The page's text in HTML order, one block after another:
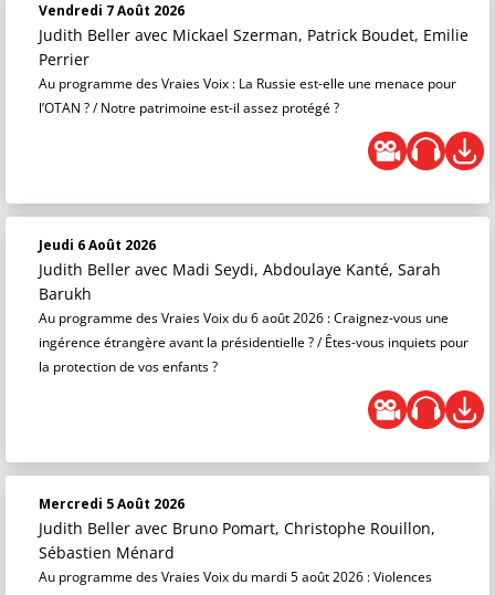
Vendredi 7 Août 2026
Judith Beller avec Mickael Szerman, Patrick Boudet, Emilie
Perrier
Au programme des Vraies Voix : La Russie est-elle une menace pour
l’OTAN ? / Notre patrimoine est-il assez protégé ?
Jeudi 6 Août 2026
Judith Beller avec Madi Seydi, Abdoulaye Kanté, Sarah
Barukh
Au programme des Vraies Voix du 6 août 2026 : Craignez-vous une
ingérence étrangère avant la présidentielle ? / Êtes-vous inquiets pour
la protection de vos enfants ?
Mercredi 5 Août 2026
Judith Beller avec Bruno Pomart, Christophe Rouillon,
Sébastien Ménard
Au programme des Vraies Voix du mardi 5 août 2026 : Violences